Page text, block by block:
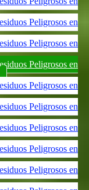
Peligrosos en
Peligrosos en
Peligrosos en
Peligrosos en
Peligrosos en
Peligrosos en
Peligrosos en
Peligrosos en